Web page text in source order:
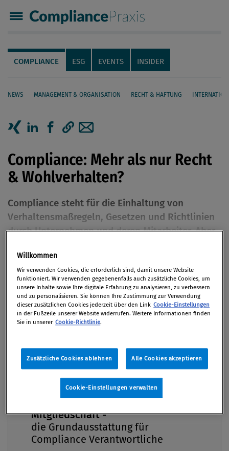
Compliance Praxis
Servicenavigation
Navigation
COMPLIANCE ESG EVENTS INSIDER
NEWS MANAGEMENT & ORGANISATION RECHT & HAFTUNG
Seiteninhalt
Compliance: Mehr als nur Recht
& Wohlverhalten?
Compliance steht für die Einhaltung von
Verhaltensmaßregeln, Gesetzen und Richtlinien
durch Unternehmen und deren Mitarbeiter. Aber
umfasst auch andere Bereiche wie etwa die
Verwendung von Technologien bei e-discovery
oder auch Outsourcing im Bereich der
Exportkontrolle.
VonMag. Martin Eckel LL.M.
3/2023, S. 14
Während der Begriff „Compliance-Organisation“ in
der Geschäftswelt immer präsenter wird, bleibt
dieses Konzept für viele Compliance-
Verantwortliche nur ein unerfüllter Wunsch. Oftmals
Premium
Compliance Praxis Premium
Mitgliedschaft -
die Grundausstattung für
Compliance Verantwortliche
Willkommen
Wir verwenden Cookies, die erforderlich sind, damit unsere Website
funktioniert. Wir verwenden gegebenenfalls auch zusätzliche Cookies, um
unsere Inhalte sowie Ihre digitale Erfahrung zu analysieren, zu verbessern
und zu personalisieren. Sie können Ihre Zustimmung zur Verwendung
dieser zusätzlichen Cookies jederzeit über den Link Cookie-Einstellungen
in der Fußzeile unserer Website widerrufen. Weitere Informationen finden
Sie in unserer Cookie-Richtlinie.
Zusätzliche Cookies ablehnen Alle Cookies akzeptieren
Cookie-Einstellungen verwalten